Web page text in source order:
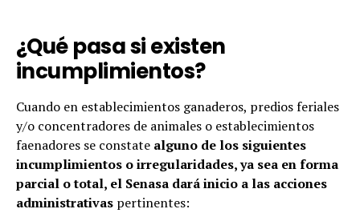
¿Qué pasa si existen
incumplimientos?
Cuando en establecimientos ganaderos, predios feriales
y/o concentradores de animales o establecimientos
faenadores se constate alguno de los siguientes
incumplimientos o irregularidades, ya sea en forma
parcial o total, el Senasa dará inicio a las acciones
administrativas pertinentes: